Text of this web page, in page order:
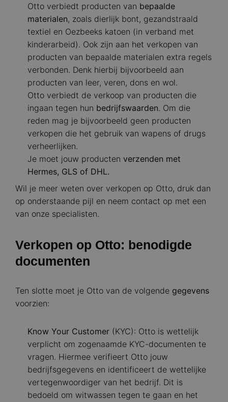
Otto verbiedt producten van bepaalde
materialen, zoals dierlijk bont, gezandstraald
textiel en Oezbeeks katoen (in verband met
kinderarbeid). Ook zijn aan het verkopen van
producten van bepaalde materialen extra regels
verbonden. Denk hierbij bijvoorbeeld aan
producten van leer, veren, dons en wol.
Otto verbiedt de verkoop van producten die
ingaan tegen hun bedrijfswaarden. Om die
reden mag je bijvoorbeeld geen producten
verkopen die het gebruik van wapens of drugs
verheerlijken.
Je moet jouw producten verzenden met
Hermes, GLS of DHL.
Wil je meer weten over verkopen op Otto, druk dan
op onderstaande pijl en neem contact op met een
van onze specialisten.
Verkopen op Otto: benodigde
documenten
Ten slotte moet je Otto van de volgende gegevens
voorzien:
Know Your Customer (KYC): Otto is wettelijk
verplicht om zogenaamde KYC-documenten te
vragen. Hiermee verifieert Otto jouw
bedrijfsgegevens en identificeert de wettelijke
vertegenwoordiger van het bedrijf. Dit is
bedoeld om witwassen tegen te gaan en het